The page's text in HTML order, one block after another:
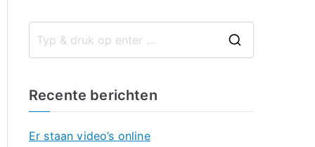
Recente berichten
Er staan video’s online